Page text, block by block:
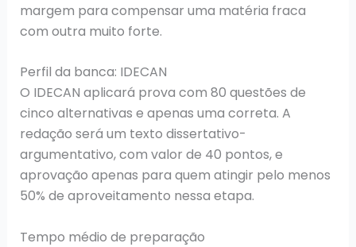
margem para compensar uma matéria fraca
com outra muito forte.
Perfil da banca: IDECAN
O IDECAN aplicará prova com 80 questões de
cinco alternativas e apenas uma correta. A
redação será um texto dissertativo-
argumentativo, com valor de 40 pontos, e
aprovação apenas para quem atingir pelo menos
50% de aproveitamento nessa etapa.
Tempo médio de preparação